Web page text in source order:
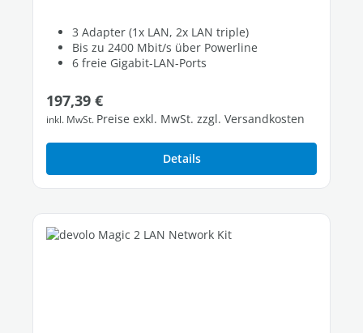
3 Adapter (1x LAN, 2x LAN triple)
Bis zu 2400 Mbit/s über Powerline
6 freie Gigabit-LAN-Ports
Regulärer Preis:
197,39 €
inkl. MwSt. Preise exkl. MwSt. zzgl. Versandkosten
Details